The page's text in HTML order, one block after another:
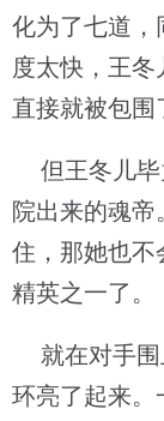
化为了七道，
度太快，王冬
直接就被包围
但王冬儿毕
院出来的魂帝
住，那她也不
精英之一了。
就在对手围
环亮了起来。